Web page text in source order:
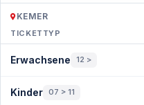
KEMER
TICKETTYP
Erwachsene 12 >
Kinder 07 > 11